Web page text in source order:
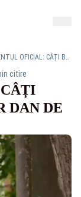
DOCUMENTUL OFICIAL: CÂȚI BANI PRIMEȘTE NICUȘOR DAN DE LA STAT?
citire
DAN DE